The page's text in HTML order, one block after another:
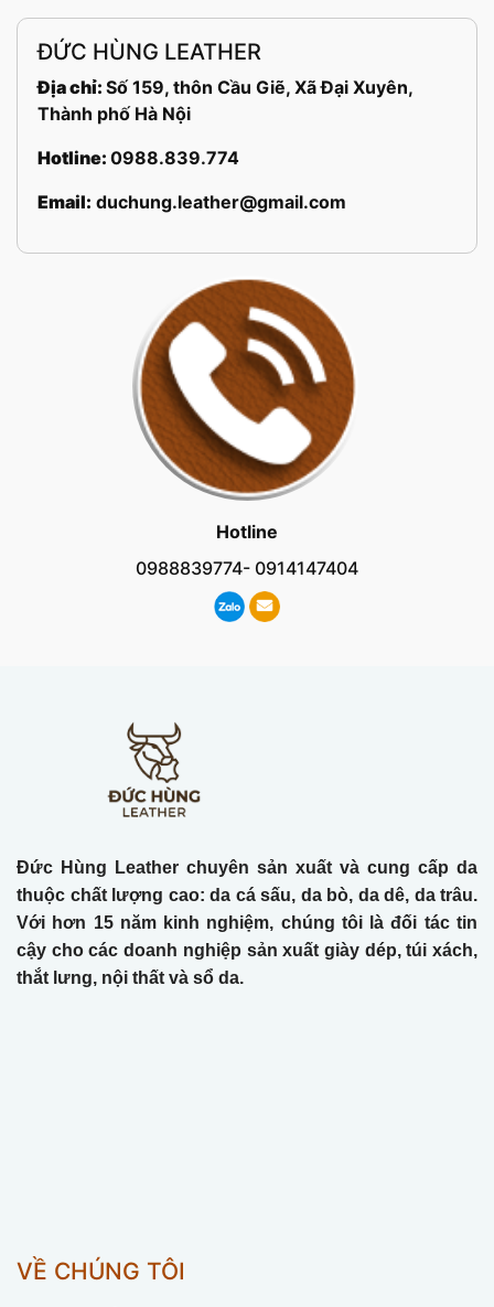
ĐỨC HÙNG LEATHER
Địa chỉ: Số 159, thôn Cầu Giẽ, Xã Đại Xuyên,
Thành phố Hà Nội
Hotline: 0988.839.774
Email: duchung.leather@gmail.com
Hotline
0988839774- 0914147404
Đức Hùng Leather chuyên sản xuất và cung cấp da
thuộc chất lượng cao: da cá sấu, da bò, da dê, da trâu.
Với hơn 15 năm kinh nghiệm, chúng tôi là đối tác tin
cậy cho các doanh nghiệp sản xuất giày dép, túi xách,
thắt lưng, nội thất và sổ da.
VỀ CHÚNG TÔI